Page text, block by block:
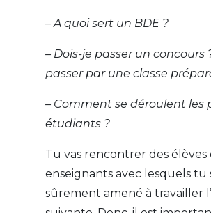
– A quoi sert un BDE ?
– Dois-je passer un concours
passer par une classe
– Comment se déroulent les
étudiants ?
Tu vas rencontrer des élèves
enseignants avec lesquels tu
sûrement amené à travailler